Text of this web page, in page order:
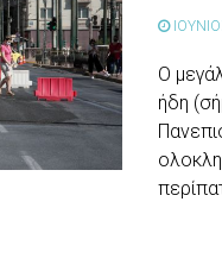
Ο
ήδη